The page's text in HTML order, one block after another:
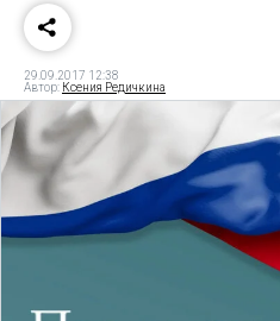
29.09.2017 12:38
Автор: Ксения Редичкина